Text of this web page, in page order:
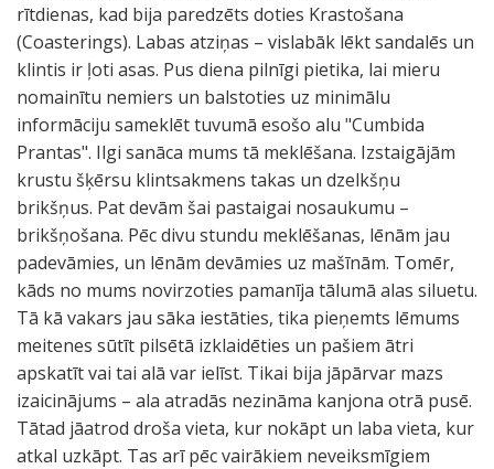
rītdienas, kad bija paredzēts doties Krastošana
(Coasterings). Labas atziņas – vislabāk lēkt sandalēs un
klintis ir ļoti asas. Pus diena pilnīgi pietika, lai mieru
nomainītu nemiers un balstoties uz minimālu
informāciju sameklēt tuvumā esošo alu "Cumbida
Prantas". Ilgi sanāca mums tā meklēšana. Izstaigājām
krustu šķērsu klintsakmens takas un dzelkšņu
brikšņus. Pat devām šai pastaigai nosaukumu –
brikšņošana. Pēc divu stundu meklēšanas, lēnām jau
padevāmies, un lēnām devāmies uz mašīnām. Tomēr,
kāds no mums novirzoties pamanīja tālumā alas siluetu.
Tā kā vakars jau sāka iestāties, tika pieņemts lēmums
meitenes sūtīt pilsētā izklaidēties un pašiem ātri
apskatīt vai tai alā var ielīst. Tikai bija jāpārvar mazs
izaicinājums – ala atradās nezināma kanjona otrā pusē.
Tātad jāatrod droša vieta, kur nokāpt un laba vieta, kur
atkal uzkāpt. Tas arī pēc vairākiem neveiksmīgiem